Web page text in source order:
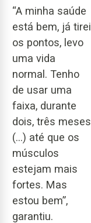
“A minha saúde
está bem, já tirei
os pontos, levo
uma vida
normal. Tenho
de usar uma
faixa, durante
dois, três meses
(…) até que os
músculos
estejam mais
fortes. Mas
estou bem”,
garantiu.